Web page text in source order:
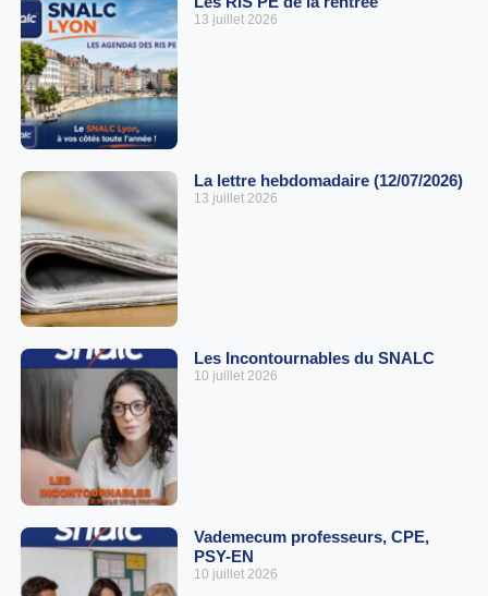
13 juillet 2026
La lettre hebdomadaire (12/07/2026)
13 juillet 2026
Les Incontournables du SNALC
10 juillet 2026
Vademecum professeurs, CPE,
PSY-EN
10 juillet 2026